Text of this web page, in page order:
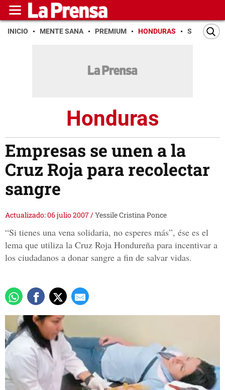
INICIO MENTE SANA PREMIUM HONDURAS SAN PEDRO
Honduras
Empresas se unen a la
Cruz Roja para recolectar
sangre
Actualizado: 06 julio 2007/Yessile Cristina Ponce
“Si tienes una vena solidaria, no esperes más”, ése es el
lema que utiliza la Cruz Roja Hondureña para incentivar a
los ciudadanos a donar sangre a fin de salvar vidas.